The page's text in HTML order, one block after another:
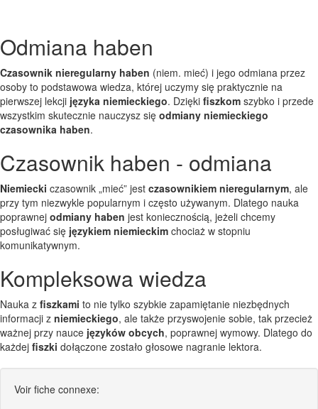
Odmiana haben
Czasownik nieregularny haben (niem. mieć) i jego odmiana przez
osoby to podstawowa wiedza, której uczymy się praktycznie na
pierwszej lekcji języka niemieckiego. Dzięki fiszkom szybko i przede
wszystkim skutecznie nauczysz się odmiany niemieckiego
czasownika haben.
Czasownik haben - odmiana
Niemiecki czasownik „mieć” jest czasownikiem nieregularnym, ale
przy tym niezwykle popularnym i często używanym. Dlatego nauka
poprawnej odmiany haben jest koniecznością, jeżeli chcemy
posługiwać się językiem niemieckim chociaż w stopniu
komunikatywnym.
Kompleksowa wiedza
Nauka z fiszkami to nie tylko szybkie zapamiętanie niezbędnych
informacji z niemieckiego, ale także przyswojenie sobie, tak przecież
ważnej przy nauce języków obcych, poprawnej wymowy. Dlatego do
każdej fiszki dołączone zostało głosowe nagranie lektora.
Voir fiche connexe: